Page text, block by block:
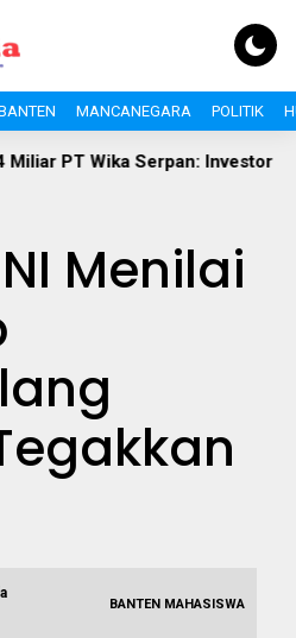
MANCANEGARA POLITIK
Serpan: Investor Besar Tak
Menilai
BANTEN MAHASISWA